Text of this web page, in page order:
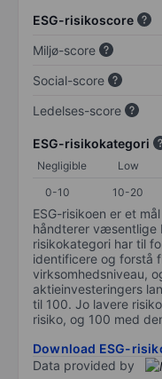
ESG-risikoscore
Miljø-score
Social-score
Ledelses-score
ESG-risikokategori
Negligible Low
0-10
10-20
ESG-risikoen er et
håndterer væsentlige
risikokategori har til
identificere og forstå
virksomhedsniveau,
aktieinvesteringers
til 100. Jo lavere
risiko, og 100 med
Download ESG-
Data provided by